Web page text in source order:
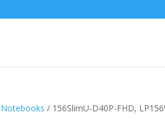
Notebooks / 156SlimU-D40P-FHD,